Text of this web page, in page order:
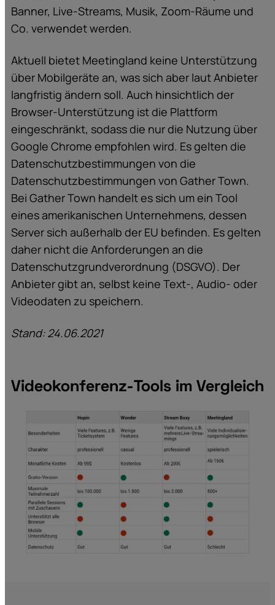
Banner, Live-Streams, Musik, Zoom-Räume und
Co. verwendet werden.
Aktuell bietet Meetingland keine Unterstützung
über Mobilgeräte an, was sich aber laut Anbieter
langfristig ändern soll. Auch hinsichtlich der
Browser-Unterstützung ist die Plattform
eingeschränkt, sodass die nur die Nutzung über
Google Chrome empfohlen wird. Es gelten die
Datenschutzbestimmungen von die
Datenschutzbestimmungen von Gather Town.
Bei Gather Town handelt es sich um ein Tool
eines amerikanischen Unternehmens, dessen
Server sich außerhalb der EU befinden. Es gelten
daher nicht die Anforderungen an die
Datenschutzgrundverordnung (DSGVO). Der
Anbieter gibt an, selbst keine Text-, Audio- oder
Videodaten zu speichern.
Stand: 24.06.2021
Videokonferenz-Tools im Vergleich